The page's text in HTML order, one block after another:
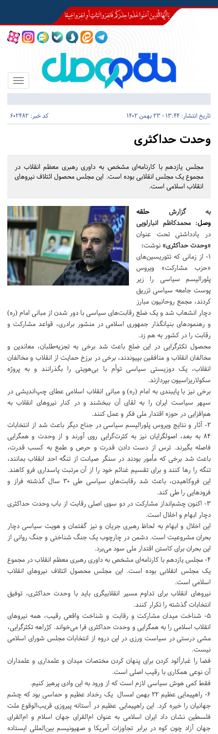
Toggle
تاریخ انتشار: 13:44 - 23 بهمن 1402 کد خبر: 602482
وحدت حداکثری
مجلس یازدهم با کارنامه‌ای مشخص به داوری رهبری معظم انقلاب در
مجموع یک مجلس انقلابی بوده است. این مجلس محصول ائتلاف نیروهای
انقلاب اسلامی است.
به گزارش حلقه
وصل: محمدکاظم انبارلویی
در یادداشتی تحت عنوان
«وحدت حداکثری» نوشت:
1- از زمانی که تئوریسین‌های
«حزب مشارکت» ویروس
پلورالیسم سیاسی را زیر
پوست جامعه سیاسی تزریق
کردند، مجمع روحانیون مبارز
دچار انشعاب شد و یک ضلع رقابت‌های سیاسی با دور شدن از مبانی امام (ره)
و رهنمودهای بنیانگذار جمهوری اسلامی در منشور برادری، قواعد مشارکت و
رقابت را در کشور به هم زد.
محصول تکثرگرایی در این ضلع باعث شد برخی به تجزیه‌طلبان، معاندین و
مخالفان انقلاب و منافقین بپیوندند، برخی در برزخ حمایت از انقلاب و مخالفان
انقلاب، یک دوزیستی سیاسی توأم با بی‌هویتی را بگذرانند و به پروژه
سکولاریزاسیون بپردازند.
برخی نیز با پایبندی به امام (ره) و مبانی انقلاب اسلامی عطای چپ‌اندیشی در
سپهر سیاست ایران را به لقای آن ببخشند و در کنار نیروهای انقلاب به
هم‌افزایی در حوزه اقتدار ملی فکر و عمل کنند.
2- آثار و نتایج ویروس پلورالیسم سیاسی در جناح دیگر باعث شد از انتخابات
84 به بعد، اصولگرایان نیز به کثرت‌گرایی روی آورند و از وحدت و همگرایی
فاصله بگیرند. ترس از دست دادن قدرت و حرص و طمع به کسب قدرت،
باعث شد برخی که مأمور بودند در سنگر صیانت از تنگه احد انقلاب بمانند،
تنگه را رها کنند و برای تقسیم غنائم خود را از آن مرتبت پاسداری فرو کاهند.
این فروکاهیدن، باعث شد رقابت‌های سیاسی طی 30 سال گذشته فراز و
فرودهایی را طی کند.
3- اکنون چشم‌انداز مشارکت در دو سوی اصلی رقابت از باب وحدت حداکثری
دچار ابهام و اخلال است.
این اخلال و ابهام به لحاظ رهبری جریان و نیز گفتمان و هویت سیاسی دچار
بحران مشروعیت است. دشمن در چارچوب یک جنگ شناختی و جنگ روانی از
این بحران برای کاستن اقتدار ملی سود می‌برد.
4- مجلس یازدهم با کارنامه‌ای مشخص به داوری رهبری معظم انقلاب در مجموع
یک مجلس انقلابی بوده است. این مجلس محصول ائتلاف نیروهای انقلاب
اسلامی است.
نیروهای انقلاب برای تداوم مسیر انقلابیگری باید با وحدت حداکثری، توفیق
انتخابات گذشته را تکرار کنند.
5- شناخت میدان مشارکت و رقابت و شناخت واقعی رقیب، همه نیروهای
انقلاب اسلامی را به همگرایی و وحدت حداکثری فرا می‌خواند. کژراهه تکثر‌گرایی،
مشی درستی در سیاست ورزی در این دروه از انتخابات مجلس شورای اسلامی
نیست.
فضا را غبارآلود کردن برای پنهان کردن مختصات میدان و علمداری و علمداران
آن نوعی همکاری با رقیب اصلی است.
فقط کمی هوش سیاسی لازم است که از ورود به این وادی پرهیز کنیم.
6- راهپیمایی عظیم 22 بهمن امسال یک رخداد عظیم و حماسی بود که چشم
جهانیان را خیره کرد. این راهپیمایی عظیم در آستانه پیروزی قریب‌الوقوع ملت
فلسطین نشان داد ایران اسلامی به عنوان ام‌القرای جهان اسلام و ام‌القرای
جهان آزاد چون کوه در برابر تجاوزات آمریکا و صهیونیسم بین‌المللی ایستاده